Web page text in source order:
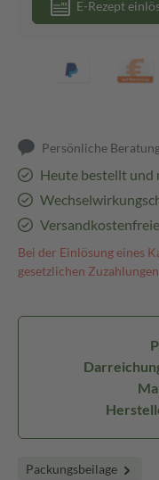
E-Rezept
Persönliche
Heute bestellt und
Bei der Einlösung eines
gesetzlichen
Packungsbeilage